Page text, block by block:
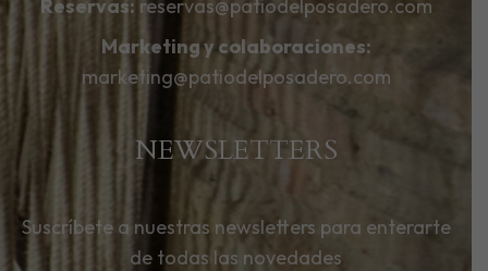
Reservas: reservas@patiodelposadero.com
Marketing y colaboraciones:
marketing@patiodelposadero.com
NEWSLETTERS
Suscríbete a nuestras newsletters para enterarte
de todas las novedades